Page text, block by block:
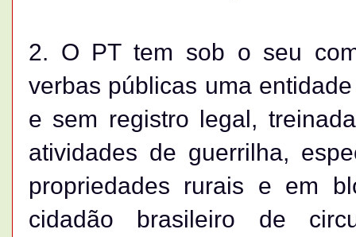
2. O PT tem sob o seu
verbas públicas uma
e sem registro legal,
atividades de guerrilha,
propriedades rurais e em
cidadão brasileiro de